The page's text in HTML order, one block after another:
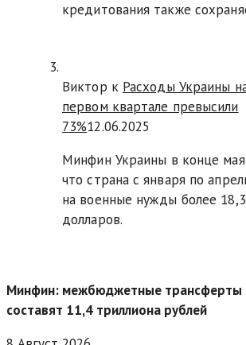
кредитования также
Виктор к Расходы Украины
первом квартале превысили
73%12.06.2025
Минфин Украины в конце
что страна с января по
на военные нужды более
долларов.
Минфин: межбюджетные трансферты
составят 11,4 триллиона рублей